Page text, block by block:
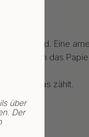
wird. Eine
wenn das
– und das zählt.
über
Der